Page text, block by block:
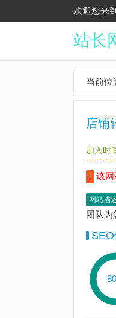
欢迎您来
站长
当前位
店铺
加入时
! 该
网站描
团队为